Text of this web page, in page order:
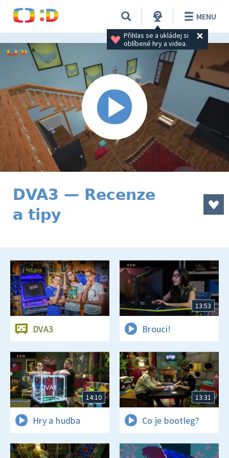
Přihlas se a ukládej si
oblíbené hry a videa.
MENU
DVA3 — Recenze
a tipy
DVA3
13:53
Brouci!
14:10
Hry a hudba
13:31
Co je bootleg?